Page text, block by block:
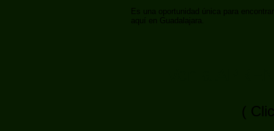
Es una oportunidad única para
aquí en Guadalajara.
(